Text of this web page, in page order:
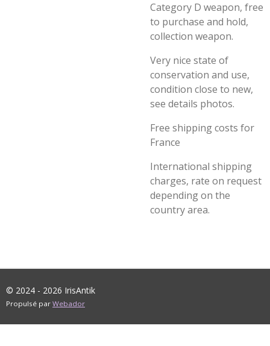
Category D weapon, free
to purchase and hold,
collection weapon.
Very nice state of
conservation and use,
condition close to new,
see details photos.
Free shipping costs for
France
International shipping
charges, rate on request
depending on the
country area.
© 2024 - 2026 IrisAntik
Propulsé par Webador